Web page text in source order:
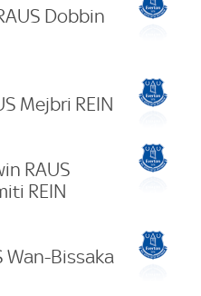
Dobbin
Mejbri REIN
RAUS
REIN
Wan-Bissaka